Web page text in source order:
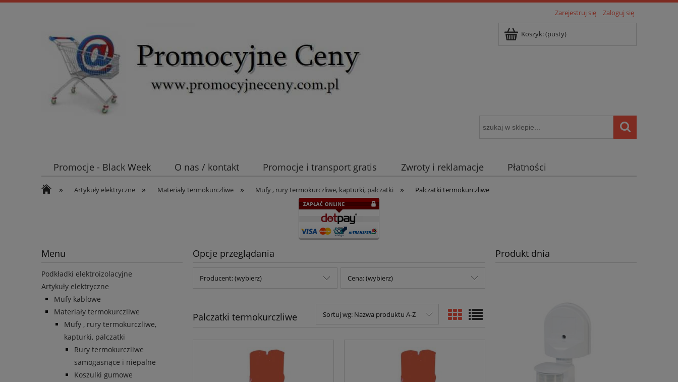
Zarejestruj się Zaloguj się
Koszyk:(pusty)
Promocje - Black Week O nas / kontakt Promocje i transport gratis Zwroty i reklamacje
Płatności
Koszt wysyłki
Mufy i głowice SN Euromold Nexans Automatyka NOVATEK Inteligentny dom ( POCKET HOME )
» Artykuły elektryczne » Materiały termokurczliwe » Mufy , rury termokurczliwe, kapturki, palczatki » Palczatki termokurczliwe
Menu
Podkładki elektroizolacyjne
Artykuły elektryczne
Mufy kablowe
Materiały termokurczliwe
Mufy , rury termokurczliwe,
kapturki, palczatki
Rury termokurczliwe
samogasnące i niepalne
Koszulki gumowe
Opcje przeglądania
Producent: (wybierz) Cena: (wybierz)
Palczatki termokurczliwe Sortuj wg: Nazwa produktu A-Z
Produkt dnia